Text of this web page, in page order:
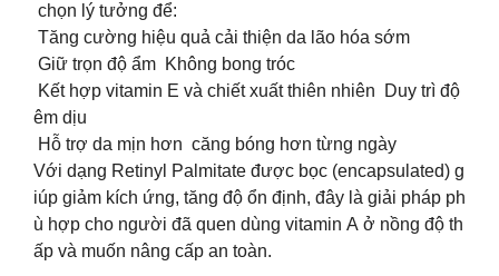
chọn lý tưởng để:
Tăng cường hiệu quả cải thiện da lão hóa sớm
Giữ trọn độ ẩm Không bong tróc
Kết hợp vitamin E và chiết xuất thiên nhiên Duy trì độ
êm dịu
Hỗ trợ da mịn hơn căng bóng hơn từng ngày
Với dạng Retinyl Palmitate được bọc (encapsulated) g
iúp giảm kích ứng, tăng độ ổn định, đây là giải pháp ph
ù hợp cho người đã quen dùng vitamin A ở nồng độ th
ấp và muốn nâng cấp an toàn.